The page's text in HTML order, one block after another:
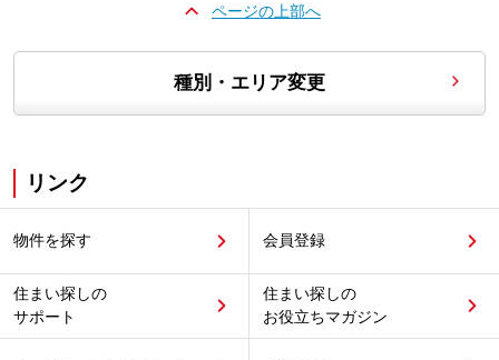
ページの上部へ
種別・エリア変更
リンク
物件を探す 会員登録
住まい探しの
サポート
住まい探しの
お役立ちマガジン